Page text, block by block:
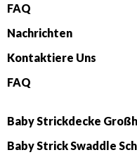
FAQ
Nachrichten
Kontaktiere Uns
FAQ
Baby Strickdecke
Baby Strick Swaddle